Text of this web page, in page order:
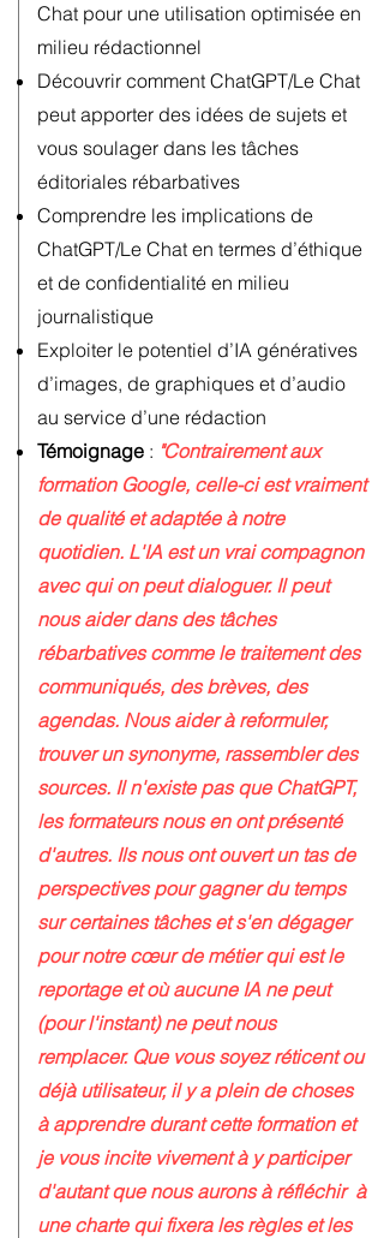
Chat pour une utilisation optimisée en
milieu rédactionnel
Découvrir comment ChatGPT/Le Chat
peut apporter des idées de sujets et
vous soulager dans les tâches
éditoriales rébarbatives
Comprendre les implications de
ChatGPT/Le Chat en termes d’éthique
et de confidentialité en milieu
journalistique
Exploiter le potentiel d’IA génératives
d’images, de graphiques et d’audio
au service d’une rédaction
Témoignage : "Contrairement aux
formation Google, celle-ci est vraiment
de qualité et adaptée à notre
quotidien. L'IA est un vrai compagnon
avec qui on peut dialoguer. Il peut
nous aider dans des tâches
rébarbatives comme le traitement des
communiqués, des brèves, des
agendas. Nous aider à reformuler,
trouver un synonyme, rassembler des
sources. Il n'existe pas que ChatGPT,
les formateurs nous en ont présenté
d'autres. Ils nous ont ouvert un tas de
perspectives pour gagner du temps
sur certaines tâches et s'en dégager
pour notre cœur de métier qui est le
reportage et où aucune IA ne peut
(pour l'instant) ne peut nous
remplacer. Que vous soyez réticent ou
déjà utilisateur, il y a plein de choses
à apprendre durant cette formation et
je vous incite vivement à y participer
d'autant que nous aurons à réfléchir à
une charte qui fixera les règles et les